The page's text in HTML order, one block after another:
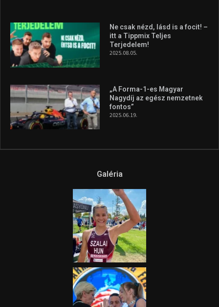
Ne csak nézd, lásd is a focit! –
itt a Tippmix Teljes
Terjedelem!
2025.08.05.
„A Forma-1-es Magyar
Nagydíj az egész nemzetnek
fontos”
2025.06.19.
Galéria